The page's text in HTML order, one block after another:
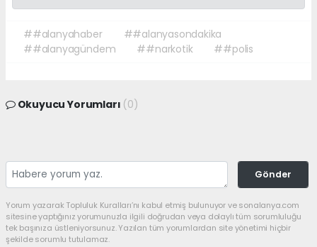
##alanyahaber
##alanyasondakika
##alanyagündem
##narkotik ##polis
Okuyucu Yorumları (0)
Gönder
Yorum yazarak Topluluk Kuralları’nı kabul etmiş bulunuyor ve sonalanya.com
sitesine yaptığınız yorumunuzla ilgili doğrudan veya dolaylı tüm sorumluluğu
tek başınıza üstleniyorsunuz. Yazılan tüm yorumlardan site yönetimi hiçbir
şekilde sorumlu tutulamaz.